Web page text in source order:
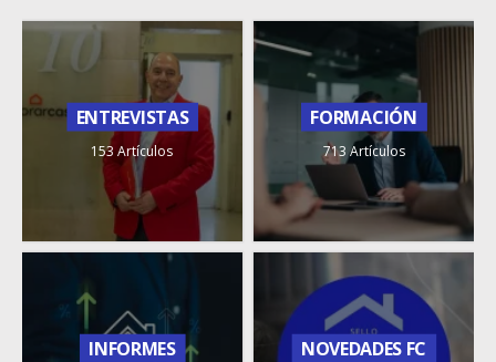
ENTREVISTAS
153 Artículos
FORMACIÓN
713 Artículos
INFORMES NOVEDADES FC